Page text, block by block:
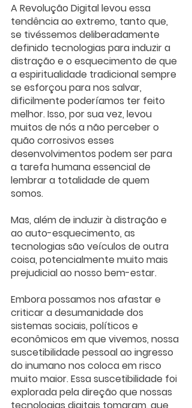
A Revolução Digital levou essa
tendência ao extremo, tanto que,
se tivéssemos deliberadamente
definido tecnologias para induzir a
distração e o esquecimento de que
a espiritualidade tradicional sempre
se esforçou para nos salvar,
dificilmente poderíamos ter feito
melhor. Isso, por sua vez, levou
muitos de nós a não perceber o
quão corrosivos esses
desenvolvimentos podem ser para
a tarefa humana essencial de
lembrar a totalidade de quem
somos.
Mas, além de induzir à distração e
ao auto-esquecimento, as
tecnologias são veículos de outra
coisa, potencialmente muito mais
prejudicial ao nosso bem-estar.
Embora possamos nos afastar e
criticar a desumanidade dos
sistemas sociais, políticos e
econômicos em que vivemos, nossa
suscetibilidade pessoal ao ingresso
do inumano nos coloca em risco
muito maior. Essa suscetibilidade foi
explorada pela direção que nossas
tecnologias digitais tomaram, que